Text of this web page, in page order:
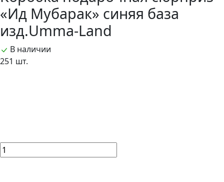
«Ид Мубарак» синяя база
изд.Umma-Land
В наличии
251 шт.